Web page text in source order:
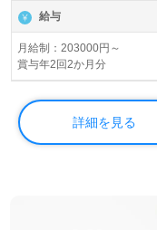
護/介護、居宅介護
齢者向け住宅、住宅
育園事業を展開され
◎『医療×介護×予防
者様の毎日をサポー
看護助手や介護職
職を目指される方も
も届く事業所様です
の雰囲気もおすすめ
給与
月給制：203000円～
賞与年2回2か月分
詳細を見る